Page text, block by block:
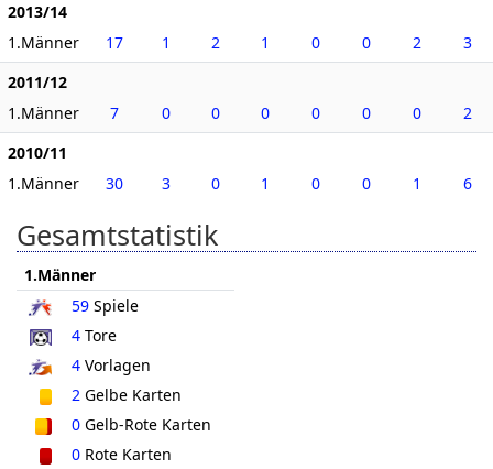
2013/14
1.Männer
17 1 2 1 0 0 2
3
2011/12
1.Männer
7 0 0 0 0 0 0
2
2010/11
1.Männer
30 3 0 1 0 0 1 6
Gesamtstatistik
1.Männer
59 Spiele
4 Tore
4 Vorlagen
2 Gelbe Karten
0 Gelb-Rote Karten
0 Rote Karten